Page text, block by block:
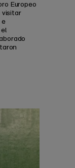
Europeo
visitar
e